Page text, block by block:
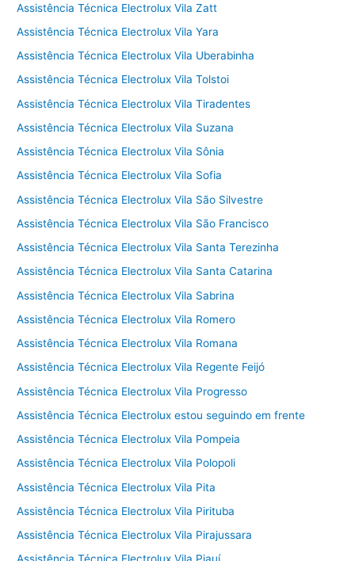
Assistência Técnica Electrolux Vila Zatt
Assistência Técnica Electrolux Vila Yara
Assistência Técnica Electrolux Vila Uberabinha
Assistência Técnica Electrolux Vila Tolstoi
Assistência Técnica Electrolux Vila Tiradentes
Assistência Técnica Electrolux Vila Suzana
Assistência Técnica Electrolux Vila Sônia
Assistência Técnica Electrolux Vila Sofia
Assistência Técnica Electrolux Vila São Silvestre
Assistência Técnica Electrolux Vila São Francisco
Assistência Técnica Electrolux Vila Santa Terezinha
Assistência Técnica Electrolux Vila Santa Catarina
Assistência Técnica Electrolux Vila Sabrina
Assistência Técnica Electrolux Vila Romero
Assistência Técnica Electrolux Vila Romana
Assistência Técnica Electrolux Vila Regente Feijó
Assistência Técnica Electrolux Vila Progresso
Assistência Técnica Electrolux estou seguindo em frente
Assistência Técnica Electrolux Vila Pompeia
Assistência Técnica Electrolux Vila Polopoli
Assistência Técnica Electrolux Vila Pita
Assistência Técnica Electrolux Vila Pirituba
Assistência Técnica Electrolux Vila Pirajussara